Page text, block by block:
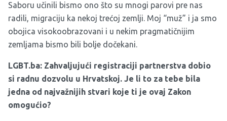
Saboru učinili bismo ono što su mnogi parovi pre nas
radili, migraciju ka nekoj trećoj zemlji. Moj “muž” i ja smo
obojica visokoobrazovani i u nekim pragmatičnijim
zemljama bismo bili bolje dočekani.
LGBT.ba: Zahvaljujući registraciji partnerstva dobio
si radnu dozvolu u Hrvatskoj. Je li to za tebe bila
jedna od najvažnijih stvari koje ti je ovaj Zakon
omogućio?